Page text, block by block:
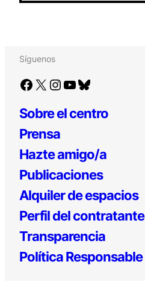
Síguenos
Facebook X Instagram YouTube Bluesky
Sobre el centro
Prensa
Hazte amigo/a
Publicaciones
Alquiler de espacios
Perfil del contratante
Transparencia
Política Responsable